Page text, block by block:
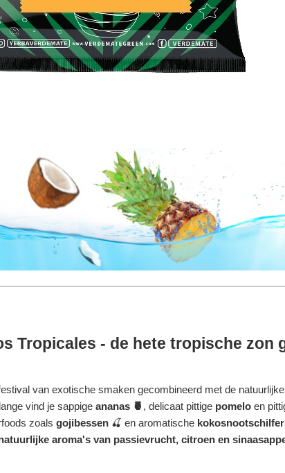
Tropicales - de hete tropische zon
van exotische smaken gecombineerd met de
vind je sappige ananas 🍍 , delicaat pittige pomelo en
zoals gojibessen 🍒 en aromatische
aroma's van passievrucht, citroen en